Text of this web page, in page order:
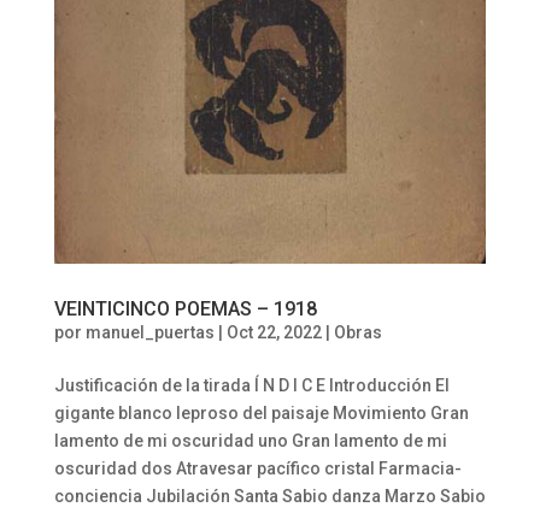
VEINTICINCO POEMAS – 1918
por manuel_puertas Oct 22, 2022| Obras
Justificación de la tirada Í N D I C E Introducción El
gigante blanco leproso del paisaje Movimiento Gran
lamento de mi oscuridad uno Gran lamento de mi
oscuridad dos Atravesar pacífico cristal Farmacia-
conciencia Jubilación Santa Sabio danza Marzo Sabio